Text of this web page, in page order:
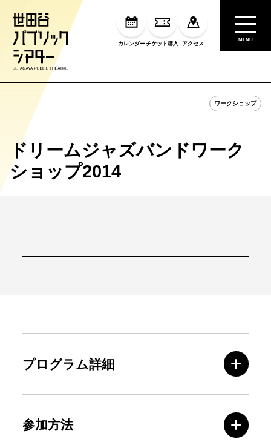
カレンダーチケット購入 アクセス
MENU
ワークショップ
ドリームジャズバンドワーク
ショップ2014
プログラム詳細
参加方法